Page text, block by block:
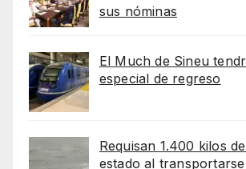
sus nóminas
El Much de Sineu
especial de regreso
Requisan 1.400 kilos
estado al